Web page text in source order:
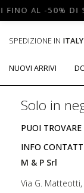
FINO AL -50%
SPEDIZIONE IN ITALY
NUOVI ARRIVI
Solo in
PUOI
INFO
M & P Srl
Via G.